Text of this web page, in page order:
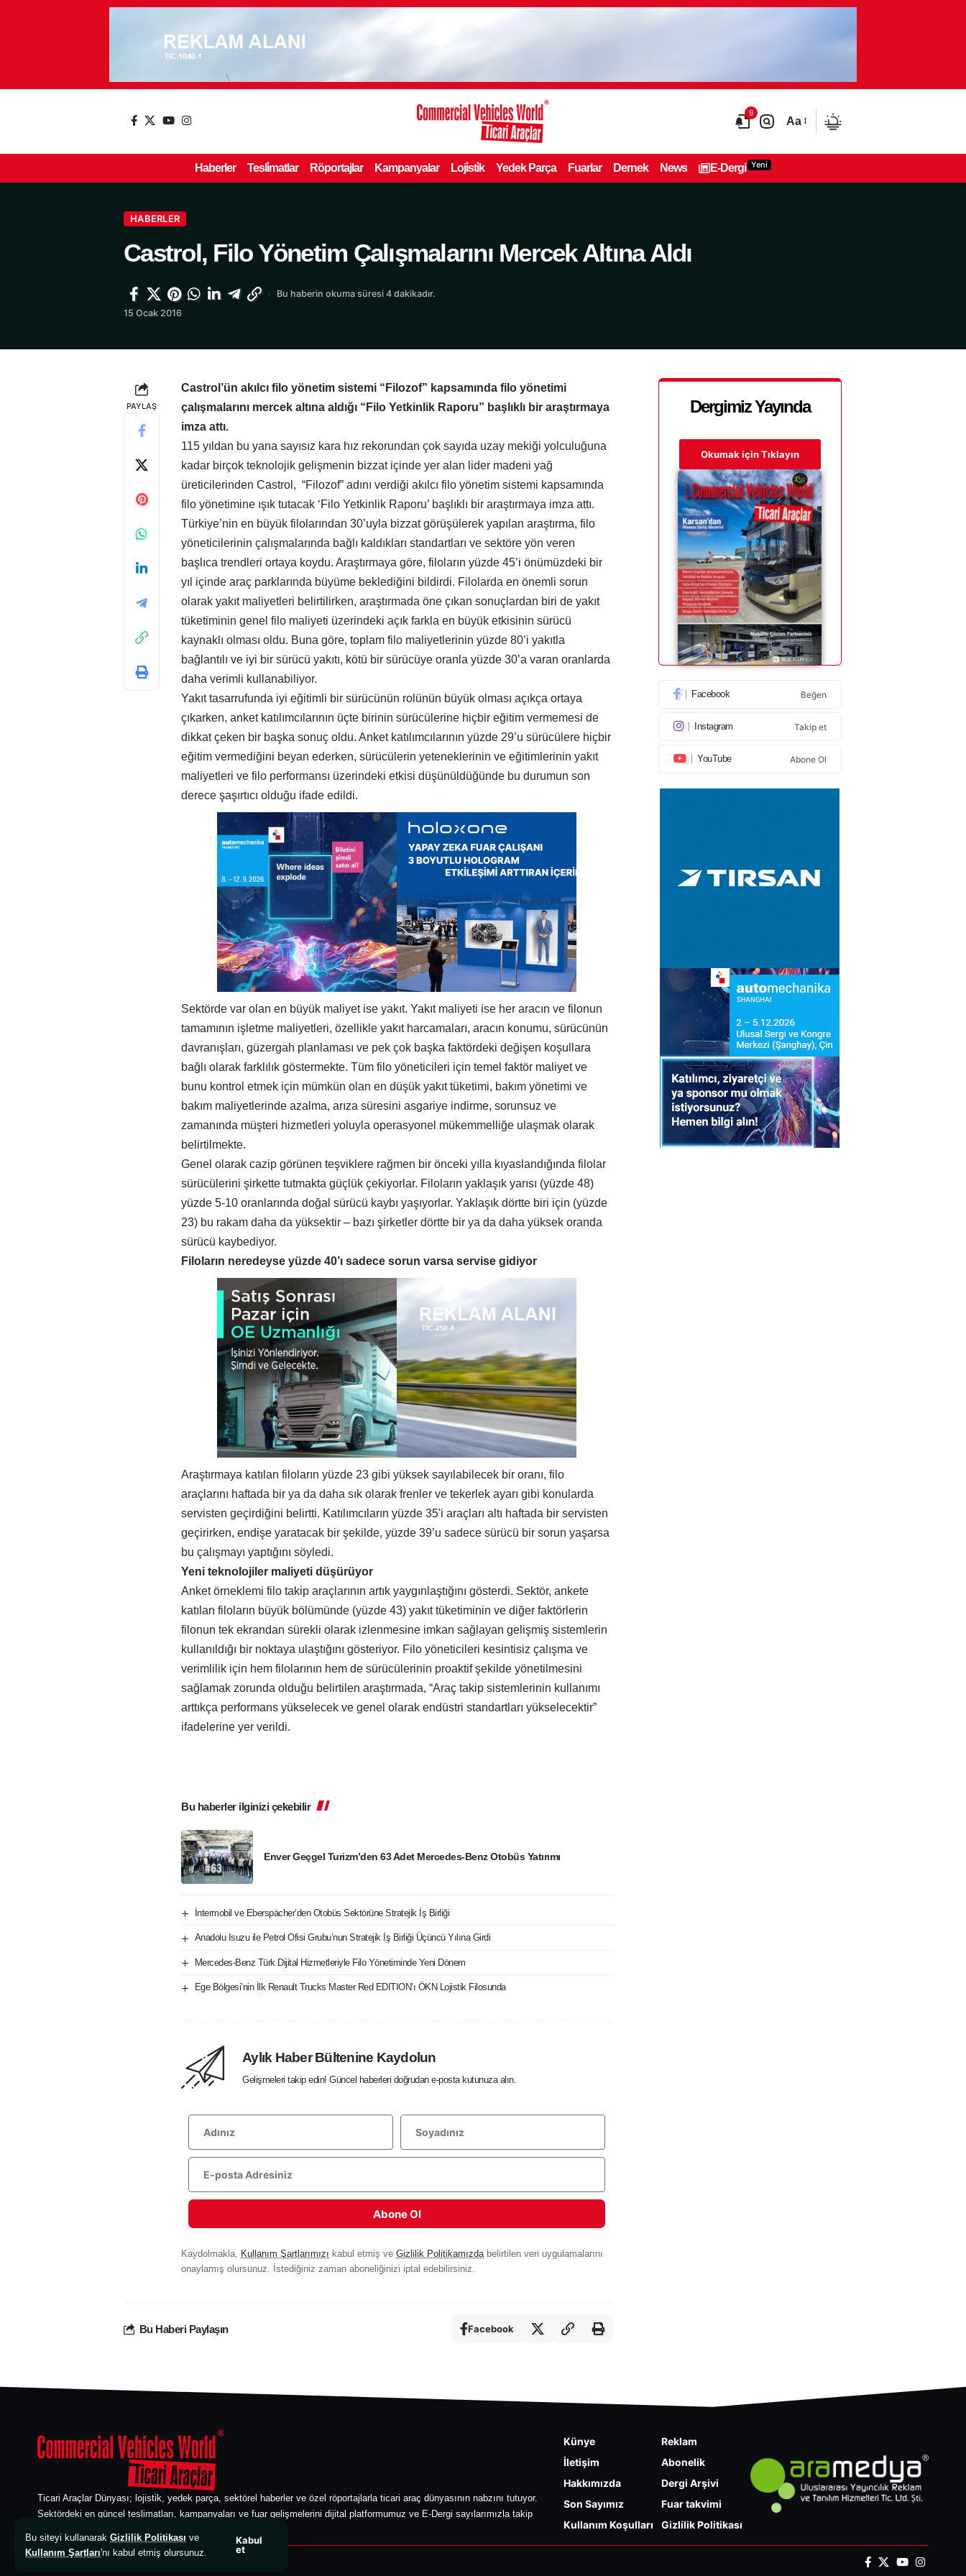
Bu siteyi kullanarak Gizlilik Politikası ve
Kullanım Şartları'nı kabul etmiş olursunuz.
Kabul
et
9
Aa
Haberler Tesli̇matlar Röportajlar Kampanyalar Loji̇sti̇k Yedek Parça Fuarlar Dernek News E-Dergi Yeni
HABERLER
Castrol, Filo Yönetim Çalışmalarını Mercek Altına Aldı
15 Ocak 2016
Bu haberin okuma süresi 4 dakikadır.
PAYLAŞ
Castrol’ün akılcı filo yönetim sistemi “Filozof” kapsamında filo yönetimi
çalışmalarını mercek altına aldığı “Filo Yetkinlik Raporu” başlıklı bir araştırmaya
imza attı.
115 yıldan bu yana sayısız kara hız rekorundan çok sayıda uzay mekiği yolculuğuna
kadar birçok teknolojik gelişmenin bizzat içinde yer alan lider madeni yağ
üreticilerinden Castrol, “Filozof” adını verdiği akılcı filo yönetim sistemi kapsamında
filo yönetimine ışık tutacak ‘Filo Yetkinlik Raporu’ başlıklı bir araştırmaya imza attı.
Türkiye’nin en büyük filolarından 30’uyla bizzat görüşülerek yapılan araştırma, filo
yöneticilerinin çalışmalarında bağlı kaldıkları standartları ve sektöre yön veren
başlıca trendleri ortaya koydu. Araştırmaya göre, filoların yüzde 45’i önümüzdeki bir
yıl içinde araç parklarında büyüme beklediğini bildirdi. Filolarda en önemli sorun
olarak yakıt maliyetleri belirtilirken, araştırmada öne çıkan sonuçlardan biri de yakıt
tüketiminin genel filo maliyeti üzerindeki açık farkla en büyük etkisinin sürücü
kaynaklı olması oldu. Buna göre, toplam filo maliyetlerinin yüzde 80’i yakıtla
bağlantılı ve iyi bir sürücü yakıtı, kötü bir sürücüye oranla yüzde 30’a varan oranlarda
daha verimli kullanabiliyor.
Yakıt tasarrufunda iyi eğitimli bir sürücünün rolünün büyük olması açıkça ortaya
çıkarken, anket katılımcılarının üçte birinin sürücülerine hiçbir eğitim vermemesi de
dikkat çeken bir başka sonuç oldu. Anket katılımcılarının yüzde 29’u sürücülere hiçbir
eğitim vermediğini beyan ederken, sürücülerin yeteneklerinin ve eğitimlerinin yakıt
maliyetleri ve filo performansı üzerindeki etkisi düşünüldüğünde bu durumun son
derece şaşırtıcı olduğu ifade edildi.
Sektörde var olan en büyük maliyet ise yakıt. Yakıt maliyeti ise her aracın ve filonun
tamamının işletme maliyetleri, özellikle yakıt harcamaları, aracın konumu, sürücünün
davranışları, güzergah planlaması ve pek çok başka faktördeki değişen koşullara
bağlı olarak farklılık göstermekte. Tüm filo yöneticileri için temel faktör maliyet ve
bunu kontrol etmek için mümkün olan en düşük yakıt tüketimi, bakım yönetimi ve
bakım maliyetlerinde azalma, arıza süresini asgariye indirme, sorunsuz ve
zamanında müşteri hizmetleri yoluyla operasyonel mükemmelliğe ulaşmak olarak
belirtilmekte.
Genel olarak cazip görünen teşviklere rağmen bir önceki yılla kıyaslandığında filolar
sürücülerini şirkette tutmakta güçlük çekiyorlar. Filoların yaklaşık yarısı (yüzde 48)
yüzde 5-10 oranlarında doğal sürücü kaybı yaşıyorlar. Yaklaşık dörtte biri için (yüzde
23) bu rakam daha da yüksektir – bazı şirketler dörtte bir ya da daha yüksek oranda
sürücü kaybediyor.
Filoların neredeyse yüzde 40’ı sadece sorun varsa servise gidiyor
Araştırmaya katılan filoların yüzde 23 gibi yüksek sayılabilecek bir oranı, filo
araçlarını haftada bir ya da daha sık olarak frenler ve tekerlek ayarı gibi konularda
servisten geçirdiğini belirtti. Katılımcıların yüzde 35'i araçları altı haftada bir servisten
geçirirken, endişe yaratacak bir şekilde, yüzde 39’u sadece sürücü bir sorun yaşarsa
bu çalışmayı yaptığını söyledi.
Yeni teknolojiler maliyeti düşürüyor
Anket örneklemi filo takip araçlarının artık yaygınlaştığını gösterdi. Sektör, ankete
katılan filoların büyük bölümünde (yüzde 43) yakıt tüketiminin ve diğer faktörlerin
filonun tek ekrandan sürekli olarak izlenmesine imkan sağlayan gelişmiş sistemlerin
kullanıldığı bir noktaya ulaştığını gösteriyor. Filo yöneticileri kesintisiz çalışma ve
verimlilik için hem filolarının hem de sürücülerinin proaktif şekilde yönetilmesini
sağlamak zorunda olduğu belirtilen araştırmada, “Araç takip sistemlerinin kullanımı
arttıkça performans yükselecek ve genel olarak endüstri standartları yükselecektir”
ifadelerine yer verildi.
Bu haberler ilginizi çekebilir
Enver Geçgel Turizm’den 63 Adet Mercedes-Benz Otobüs Yatırımı
İntermobil ve Eberspächer’den Otobüs Sektörüne Stratejik İş Birliği
Anadolu Isuzu ile Petrol Ofisi Grubu’nun Stratejik İş Birliği Üçüncü Yılına Girdi
Mercedes-Benz Türk Dijital Hizmetleriyle Filo Yönetiminde Yeni Dönem
Ege Bölgesi’nin İlk Renault Trucks Master Red EDITION’ı ÖKN Lojistik Filosunda
Aylık Haber Bültenine Kaydolun
Gelişmeleri takip edin! Güncel haberleri doğrudan e-posta kutunuza alın.
Abone Ol
Kaydolmakla, Kullanım Şartlarımızı kabul etmiş ve Gizlilik Politikamızdabelirtilen veri uygulamalarını
onaylamış olursunuz. İstediğiniz zaman aboneliğinizi iptal edebilirsiniz.
Bu Haberi Paylaşın Facebook
Dergimiz Yayında
Okumak için Tıklayın
Facebook Beğen
Instagram Takip et
YouTube Abone Ol
Ticari Araçlar Dünyası; lojistik, yedek parça, sektörel haberler ve özel röportajlarla ticari araç dünyasının nabzını tutuyor.
Sektördeki en güncel teslimatları, kampanyaları ve fuar gelişmelerini dijital platformumuz ve E-Dergi sayılarımızla takip
Künye
İletişim
Hakkımızda
Son Sayımız
Kullanım Koşulları
Reklam
Abonelik
Dergi Arşivi
Fuar takvimi
Gizlilik Politikası